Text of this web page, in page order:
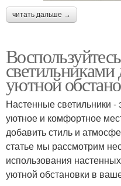
читать дальше →
светильниками
уютной
Настенные светильники -
уютное и комфортное
добавить стиль и
статье мы рассмотрим
использования
уютной обстановки в